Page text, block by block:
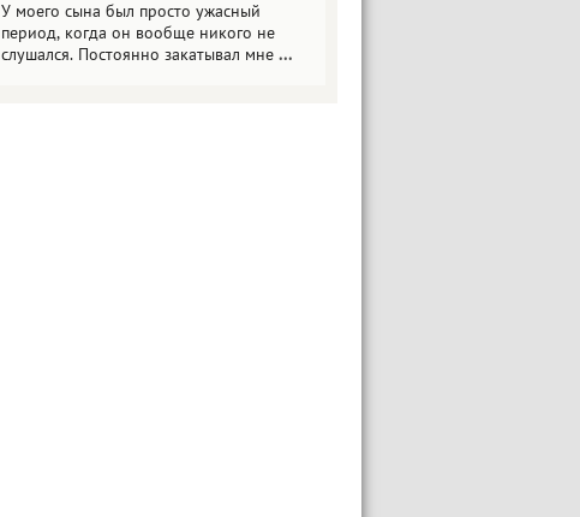
У моего сына был просто ужасный
период, когда он вообще никого не
слушался. Постоянно закатывал мне ...